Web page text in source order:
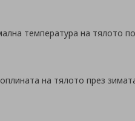
температура на тялото по
на тялото през